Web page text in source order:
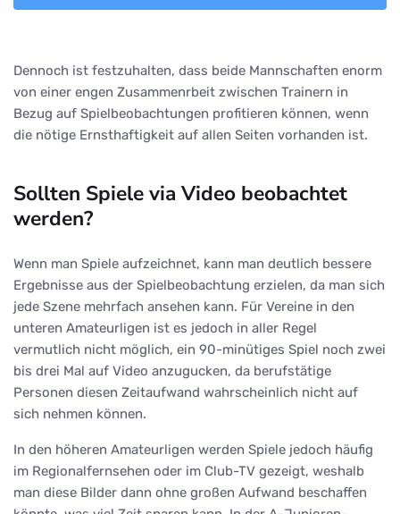
Dennoch ist festzuhalten, dass beide Mannschaften enorm
von einer engen Zusammenrbeit zwischen Trainern in
Bezug auf Spielbeobachtungen profitieren können, wenn
die nötige Ernsthaftigkeit auf allen Seiten vorhanden ist.
Sollten Spiele via Video beobachtet
werden?
Wenn man Spiele aufzeichnet, kann man deutlich bessere
Ergebnisse aus der Spielbeobachtung erzielen, da man sich
jede Szene mehrfach ansehen kann. Für Vereine in den
unteren Amateurligen ist es jedoch in aller Regel
vermutlich nicht möglich, ein 90-minütiges Spiel noch zwei
bis drei Mal auf Video anzugucken, da berufstätige
Personen diesen Zeitaufwand wahrscheinlich nicht auf
sich nehmen können.
In den höheren Amateurligen werden Spiele jedoch häufig
im Regionalfernsehen oder im Club-TV gezeigt, weshalb
man diese Bilder dann ohne großen Aufwand beschaffen